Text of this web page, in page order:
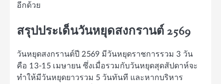
อีกด้วย
สรุปประเด็นวันหยุดสงกรานต์ 2569
วันหยุดสงกรานต์ปี 2569 มีวันหยุดราชการรวม 3 วัน
คือ 13-15 เมษายน ซึ่งเมื่อรวมกับวันหยุดสุดสัปดาห์จะ
ทำให้มีวันหยุดยาวรวม 5 วันทันที และหากบริหาร